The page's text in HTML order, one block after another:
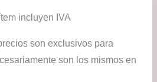
incluyen IVA
son exclusivos para
son los mismos en